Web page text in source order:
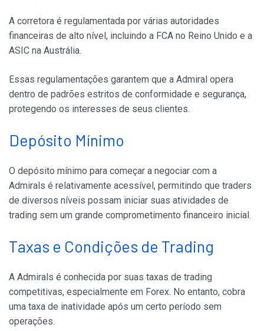
A corretora é regulamentada por várias autoridades
financeiras de alto nível, incluindo a FCA no Reino Unido e a
ASIC na Austrália.
Essas regulamentações garantem que a Admiral opera
dentro de padrões estritos de conformidade e segurança,
protegendo os interesses de seus clientes.
Depósito Mínimo
O depósito mínimo para começar a negociar com a
Admirals é relativamente acessível, permitindo que traders
de diversos níveis possam iniciar suas atividades de
trading sem um grande comprometimento financeiro inicial.
Taxas e Condições de Trading
A Admirals é conhecida por suas taxas de trading
competitivas, especialmente em Forex. No entanto, cobra
uma taxa de inatividade após um certo período sem
operações.